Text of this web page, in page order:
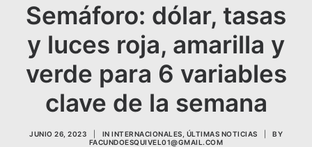
CONTACTO
COMENZAR A OPERAR
Semáforo: dólar, tasas
y luces roja, amarilla y
verde para 6 variables
clave de la semana
JUNIO 26, 2023 IN INTERNACIONALES ÚLTIMAS NOTICIAS
BY
FACUNDOESQUIVEL01@GMAIL.COM